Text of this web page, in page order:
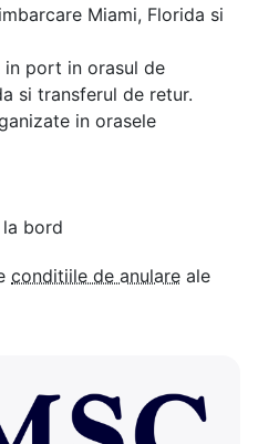
Miami, Florida si
port in orasul de
si transferul de retur.
in orasele
bord
conditiile de anulare ale